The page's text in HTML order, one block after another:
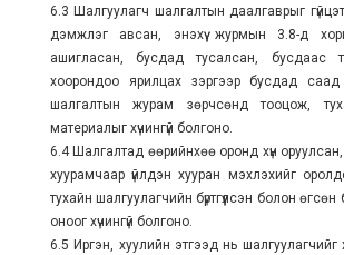
6.3 Шалгуулагч шалгалтын даалгаврыг
дэмжлэг авсан, энэхүү журмын 3.8-д
ашигласан, бусдад тусалсан, бусдаас
хоорондоо ярилцах зэргээр бусдад
шалгалтын журам зөрчсөнд тооцож,
материалыг хүчингүй болгоно.
6.4 Шалгалтад өөрийнхөө оронд хүн
хуурамчаар үйлдэн хууран мэхлэхийг
тухайн шалгуулагчийн бүртгүүлсэн болон өгсөн
оноог хүчингүй болгоно.
6.5 Иргэн, хуулийн этгээд нь шалгуулагчийг